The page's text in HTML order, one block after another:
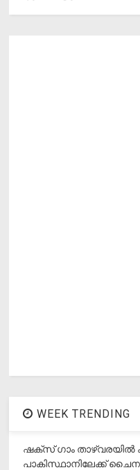
WEEK TRENDING
ഷക്സ് ​ഗാം താഴ്‌വരയിൽ
പാകിസ്ഥാനിലേക്ക്